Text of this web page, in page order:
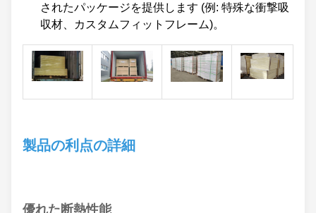
されたパッケージを提供します (例: 特殊な衝撃吸
収材、カスタムフィットフレーム)。
製品の利点の詳細
優れた断熱性能